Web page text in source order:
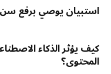
استبيان يوصي برفع سن
كيف يؤثر الذكاء
المحتوى؟